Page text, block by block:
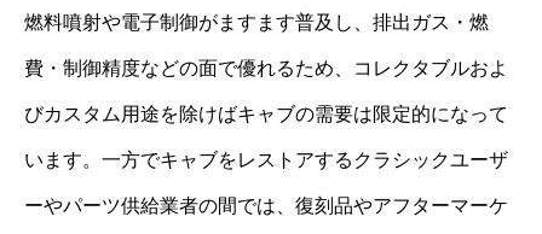
燃料噴射や電子制御がますます普及し、排出ガス・燃
費・制御精度などの面で優れるため、コレクタブルおよ
びカスタム用途を除けばキャブの需要は限定的になって
います。一方でキャブをレストアするクラシックユーザ
ーやパーツ供給業者の間では、復刻品やアフターマーケ